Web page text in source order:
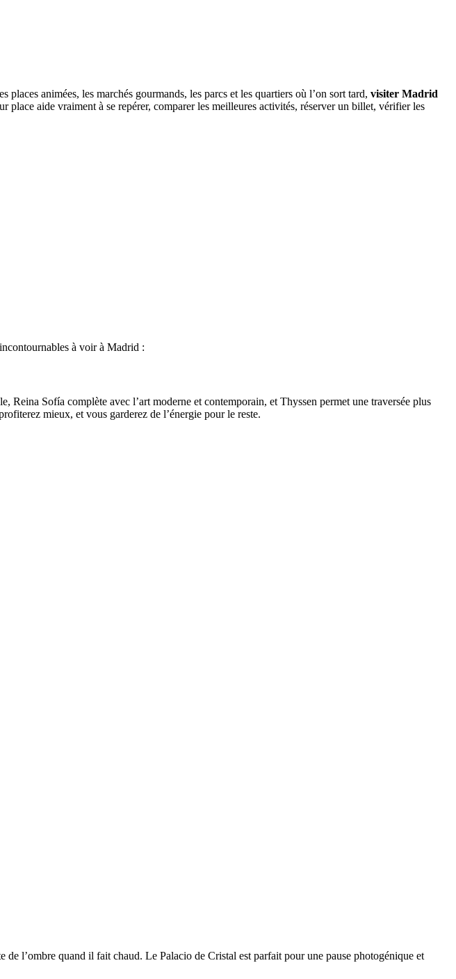
places animées, les marchés gourmands, les parcs et les quartiers où l’on sort tard, visiter Madrid
place aide vraiment à se repérer, comparer les meilleures activités, réserver un billet, vérifier les
à voir à Madrid :
Sofía complète avec l’art moderne et contemporain, et Thyssen permet une traversée plus
mieux, et vous garderez de l’énergie pour le reste.
l’ombre quand il fait chaud. Le Palacio de Cristal est parfait pour une pause photogénique et